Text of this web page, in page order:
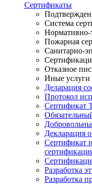
Сертификаты
Система
Нормативно-
Пожарная
Санитарно-
Отказное
Иные услуги
Деларация
Протокол
Сертификат
Декларация
Сертификат
Разработка
Разработка